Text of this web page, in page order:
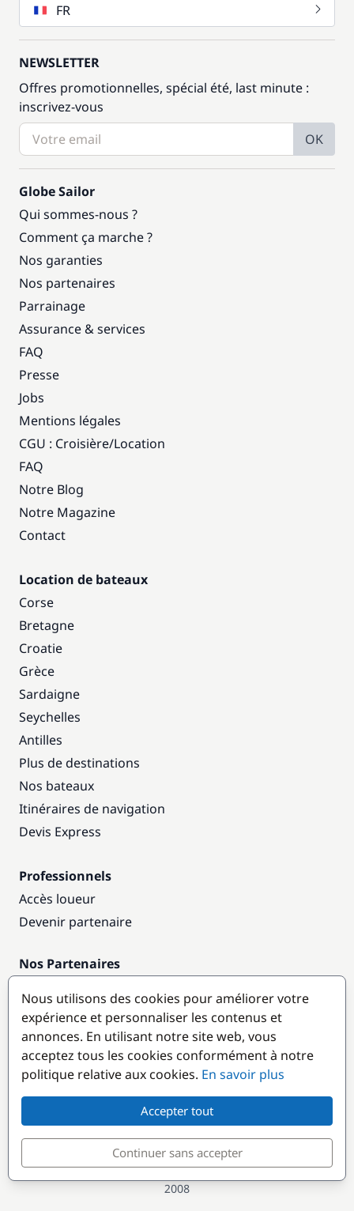
FR
NEWSLETTER
Offres promotionnelles, spécial été, last minute :
inscrivez-vous
OK
Globe Sailor
Qui sommes-nous ?
Comment ça marche ?
Nos garanties
Nos partenaires
Parrainage
Assurance & services
FAQ
Presse
Jobs
Mentions légales
CGU : Croisière/Location
FAQ
Notre Blog
Notre Magazine
Contact
Location de bateaux
Corse
Bretagne
Croatie
Grèce
Sardaigne
Seychelles
Antilles
Plus de destinations
Nos bateaux
Itinéraires de navigation
Devis Express
Professionnels
Accès loueur
Devenir partenaire
Nos Partenaires
Destinations populaires
© GlobeSailor
Croisières & Location de bateaux depuis
2008
Nous utilisons des cookies pour améliorer votre
expérience et personnaliser les contenus et
annonces. En utilisant notre site web, vous
acceptez tous les cookies conformément à notre
politique relative aux cookies. En savoir plus
Accepter tout
Continuer sans accepter